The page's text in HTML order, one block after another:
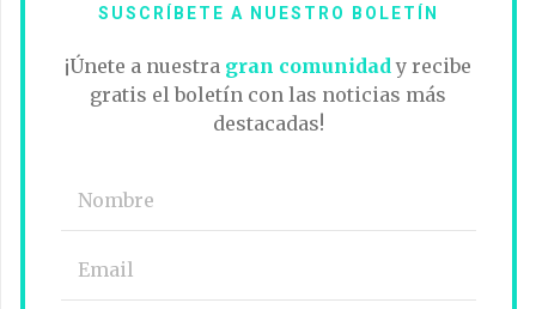
SUSCRÍBETE A NUESTRO BOLETÍN
¡Únete a nuestra gran comunidad y recibe
gratis el boletín con las noticias más
destacadas!